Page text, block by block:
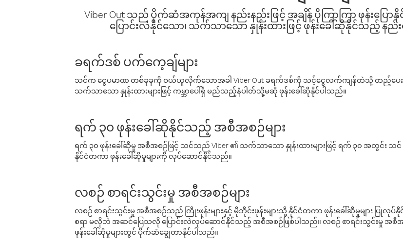
Viber Out သည် ပိုက်ဆံအကုန်အကျ နည်းနည်းဖြင့် အချိန် ပိုကြာကြာ ဖုန်းပြ
ပြောင်းလဲနိုင်သော၊ သက်သာသော နှုန်းထားဖြင့် ဖုန်းခေါ်ဆိုနိုင်သည့် နည်
ခရက်ဒစ် ပက်ကေ့ချ်များ
သင်က ငွေပမာဏ တစ်ခုခုကို ဝယ်ယူလိုက်သောအခါ Viber Out ခရက်ဒစ်ကို သင့်ငွေလက်ကျန်ထဲသို့ ထည့်ပေ
သက်သာသော နှုန်းထားများဖြင့် ကမ္ဘာပေါ်ရှိ မည်သည့်နံပါတ်သို့မဆို ဖုန်းခေါ်ဆိုနိုင်ပါသည်။
ရက် ၃၀ ဖုန်းခေါ်ဆိုနိုင်သည့် အစီအစဉ်များ
ရက် ၃၀ ဖုန်းခေါ်ဆိုမှု အစီအစဉ်ဖြင့် သင်သည် Viber ၏ သက်သာသော နှုန်းထားများဖြင့် ရက် ၃၀ အတွင်း
နိုင်ငံတကာ ဖုန်းခေါ်ဆိုမှုများကို လုပ်ဆောင်နိုင်သည်။
လစဉ် စာရင်းသွင်းမှု အစီအစဉ်များ
လစဉ် စာရင်းသွင်းမှု အစီအစဉ်သည် ကြိုးဖုန်းများနှင့် မိုဘိုင်းဖုန်းများသို့ နိုင်ငံတကာ ဖုန်းခေါ်ဆိုမှုများ ပ
စရာ မလိုဘဲ အဆင်ပြေသလို ပြောင်းလဲလုပ်ဆောင်နိုင်သည့် အစီအစဉ်ဖြစ်ပါသည်။ လစဉ် စာရင်းသွင်းမှု အစီ
ဖုန်းခေါ်ဆိုမှုများတွင် ပိုက်ဆံချွေတာနိုင်ပါသည်။